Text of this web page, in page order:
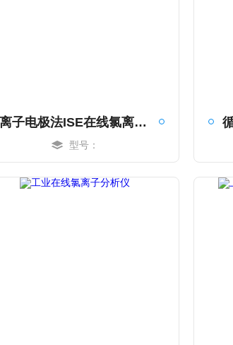
离子电极法ISE在线氯离子分析仪
型号：